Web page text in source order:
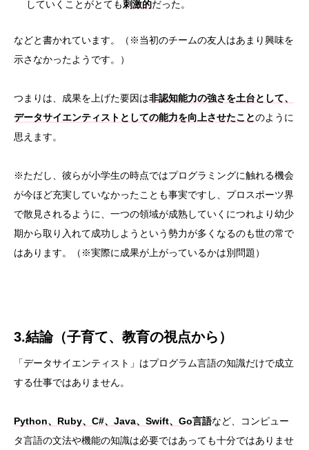
していくことがとても刺激的だった。
などと書かれています。（※当初のチームの友人はあまり興味を
示さなかったようです。）
つまりは、成果を上げた要因は非認知能力の強さを土台として、
データサイエンティストとしての能力を向上させたことのように
思えます。
※ただし、彼らが小学生の時点ではプログラミングに触れる機会
が今ほど充実していなかったことも事実ですし、プロスポーツ界
で散見されるように、一つの領域が成熟していくにつれより幼少
期から取り入れて成功しようという勢力が多くなるのも世の常で
はあります。（※実際に成果が上がっているかは別問題）
3.結論（子育て、教育の視点から）
「データサイエンティスト」はプログラム言語の知識だけで成立
する仕事ではありません。
Python、Ruby、C#、Java、Swift、Go言語など、コンピュー
タ言語の文法や機能の知識は必要ではあっても十分ではありませ